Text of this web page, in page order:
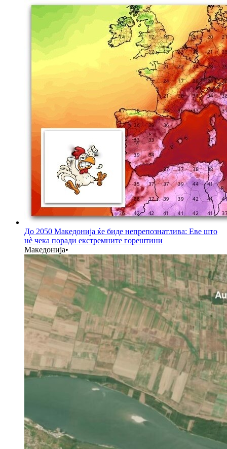
До 2050 Македонија ќе биде непрепознатлива: Еве што
нè чека поради екстремните горештини
Македонија•